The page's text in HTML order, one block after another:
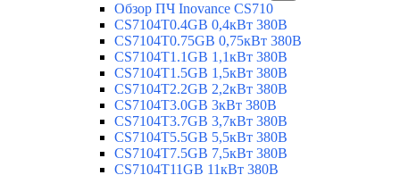
Обзор ПЧ Inovance CS710
CS7104T0.4GB 0,4кВт 380В
CS7104T0.75GB 0,75кВт 380В
CS7104T1.1GB 1,1кВт 380В
CS7104T1.5GB 1,5кВт 380В
CS7104T2.2GB 2,2кВт 380В
CS7104T3.0GB 3кВт 380В
CS7104T3.7GB 3,7кВт 380В
CS7104T5.5GB 5,5кВт 380В
CS7104T7.5GB 7,5кВт 380В
CS7104T11GB 11кВт 380В